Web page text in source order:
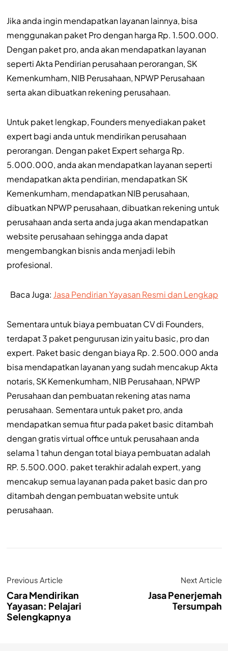
Jika anda ingin mendapatkan layanan lainnya, bisa
menggunakan paket Pro dengan harga Rp. 1.500.000.
Dengan paket pro, anda akan mendapatkan layanan
seperti Akta Pendirian perusahaan perorangan, SK
Kemenkumham, NIB Perusahaan, NPWP Perusahaan
serta akan dibuatkan rekening perusahaan.
Untuk paket lengkap, Founders menyediakan paket
expert bagi anda untuk mendirikan perusahaan
perorangan. Dengan paket Expert seharga Rp.
5.000.000, anda akan mendapatkan layanan seperti
mendapatkan akta pendirian, mendapatkan SK
Kemenkumham, mendapatkan NIB perusahaan,
dibuatkan NPWP perusahaan, dibuatkan rekening untuk
perusahaan anda serta anda juga akan mendapatkan
website perusahaan sehingga anda dapat
mengembangkan bisnis anda menjadi lebih
profesional.
Baca Juga: Jasa Pendirian Yayasan Resmi dan Lengkap
Sementara untuk biaya pembuatan CV di Founders,
terdapat 3 paket pengurusan izin yaitu basic, pro dan
expert. Paket basic dengan biaya Rp. 2.500.000 anda
bisa mendapatkan layanan yang sudah mencakup Akta
notaris, SK Kemenkumham, NIB Perusahaan, NPWP
Perusahaan dan pembuatan rekening atas nama
perusahaan. Sementara untuk paket pro, anda
mendapatkan semua fitur pada paket basic ditambah
dengan gratis virtual office untuk perusahaan anda
selama 1 tahun dengan total biaya pembuatan adalah
RP. 5.500.000. paket terakhir adalah expert, yang
mencakup semua layanan pada paket basic dan pro
ditambah dengan pembuatan website untuk
perusahaan.
Previous Article
Cara Mendirikan
Yayasan: Pelajari
Selengkapnya
Next Article
Jasa Penerjemah
Tersumpah